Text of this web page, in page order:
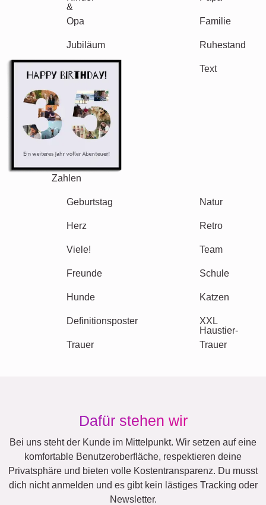
Kinder
Mama & Papa
Oma & Opa
Familie
Text